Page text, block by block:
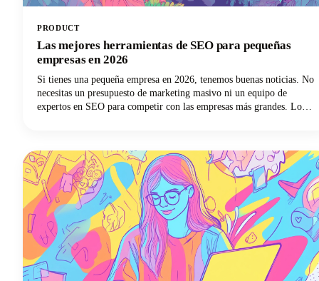
PRODUCT
Las mejores herramientas de SEO para pequeñas
empresas en 2026
Si tienes una pequeña empresa en 2026, tenemos buenas noticias. No
necesitas un presupuesto de marketing masivo ni un equipo de
expertos en SEO para competir con las empresas más grandes. Lo